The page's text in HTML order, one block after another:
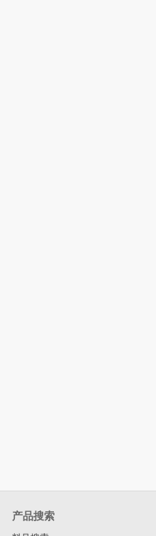
产品搜索